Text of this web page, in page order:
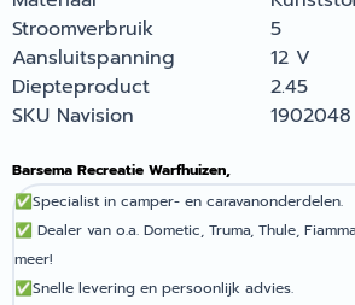
Stroomverbruik
5
Aansluitspanning
12 V
Diepteproduct
2.45
SKU Navision
1902048
Barsema Recreatie Warfhuizen,
✅Specialist in camper- en caravanonderdelen.
✅ Dealer van o.a. Dometic, Truma, Thule,
meer!
✅Snelle levering en persoonlijk advies.